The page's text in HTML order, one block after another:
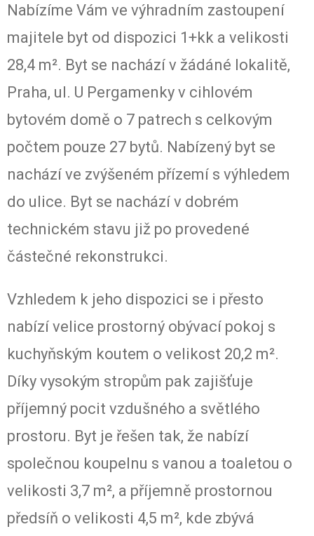
Nabízíme Vám ve výhradním zastoupení
majitele byt od dispozici 1+kk a velikosti
28,4 m². Byt se nachází v žádáné lokalitě,
Praha, ul. U Pergamenky v cihlovém
bytovém domě o 7 patrech s celkovým
počtem pouze 27 bytů. Nabízený byt se
nachází ve zvýšeném přízemí s výhledem
do ulice. Byt se nachází v dobrém
technickém stavu již po provedené
částečné rekonstrukci.
Vzhledem k jeho dispozici se i přesto
nabízí velice prostorný obývací pokoj s
kuchyňským koutem o velikost 20,2 m².
Díky vysokým stropům pak zajišťuje
příjemný pocit vzdušného a světlého
prostoru. Byt je řešen tak, že nabízí
společnou koupelnu s vanou a toaletou o
velikosti 3,7 m², a příjemně prostornou
předsíň o velikosti 4,5 m², kde zbývá